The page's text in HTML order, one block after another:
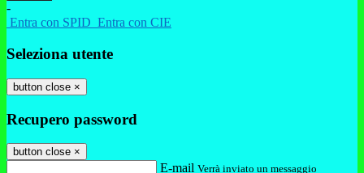
-
Entra con SPID Entra con CIE
Seleziona utente
button close ×
Recupero password
button close ×
E-mail Verrà inviato un messaggio